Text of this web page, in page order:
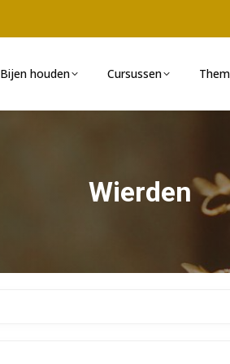
Bijen houden Cursussen
Wierden